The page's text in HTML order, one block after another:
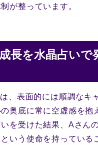
が整っています。
長を水晶占いで
、表面的には順調なキ
奥底に常に空虚感を抱
を受けた結果、Aさん
いう使命を持っている